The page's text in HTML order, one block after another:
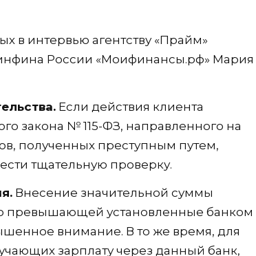
в интервью агентству «Прайм»
России «Моифинансы.рф» Мария
Если действия клиента
закона № 115-ФЗ, направленного на
полученных преступным путем,
тщательную проверку.
Внесение значительной суммы
превышающей установленные банком
внимание. В то же время, для
зарплату через данный банк,